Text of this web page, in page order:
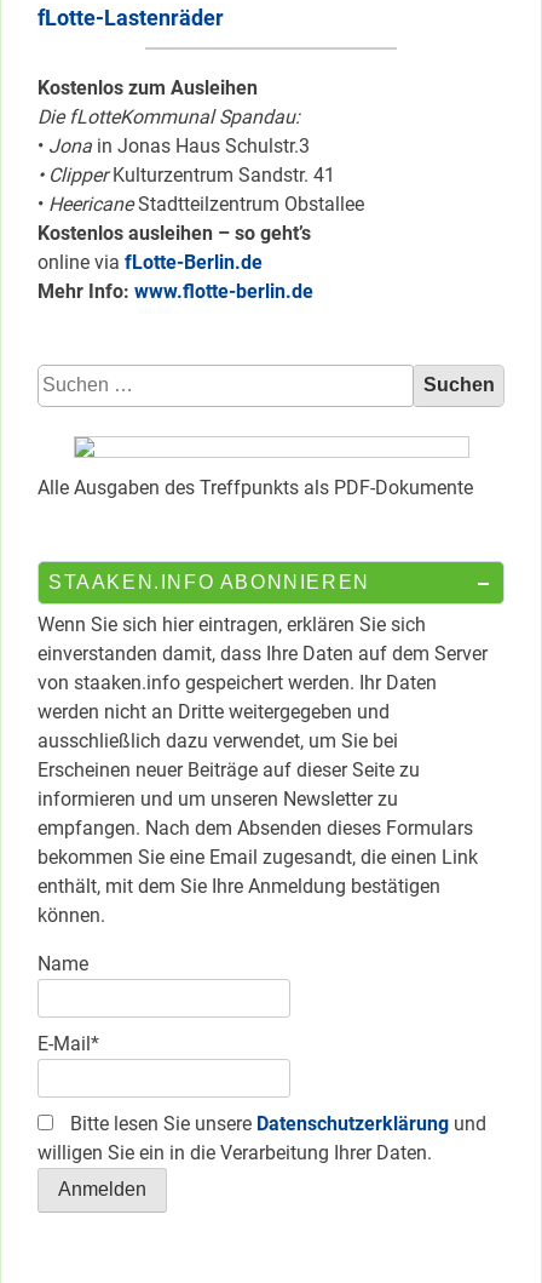
fLotte-Lastenräder
Kostenlos zum Ausleihen
Die fLotteKommunal Spandau:
• Jona in Jonas Haus Schulstr.3
• ClipperKulturzentrum Sandstr. 41
• HeericaneStadtteilzentrum Obstallee
Kostenlos ausleihen – so geht’s
online via fLotte-Berlin.de
Mehr Info: www.flotte-berlin.de
Suchen
nach:
Alle Ausgaben des Treffpunkts als PDF-Dokumente
STAAKEN.INFO ABONNIEREN
Wenn Sie sich hier eintragen, erklären Sie sich
einverstanden damit, dass Ihre Daten auf dem Server
von staaken.info gespeichert werden. Ihr Daten
werden nicht an Dritte weitergegeben und
ausschließlich dazu verwendet, um Sie bei
Erscheinen neuer Beiträge auf dieser Seite zu
informieren und um unseren Newsletter zu
empfangen. Nach dem Absenden dieses Formulars
bekommen Sie eine Email zugesandt, die einen Link
enthält, mit dem Sie Ihre Anmeldung bestätigen
können.
Name
E-Mail*
Bitte lesen Sie unsere Datenschutzerklärung und
willigen Sie ein in die Verarbeitung Ihrer Daten.